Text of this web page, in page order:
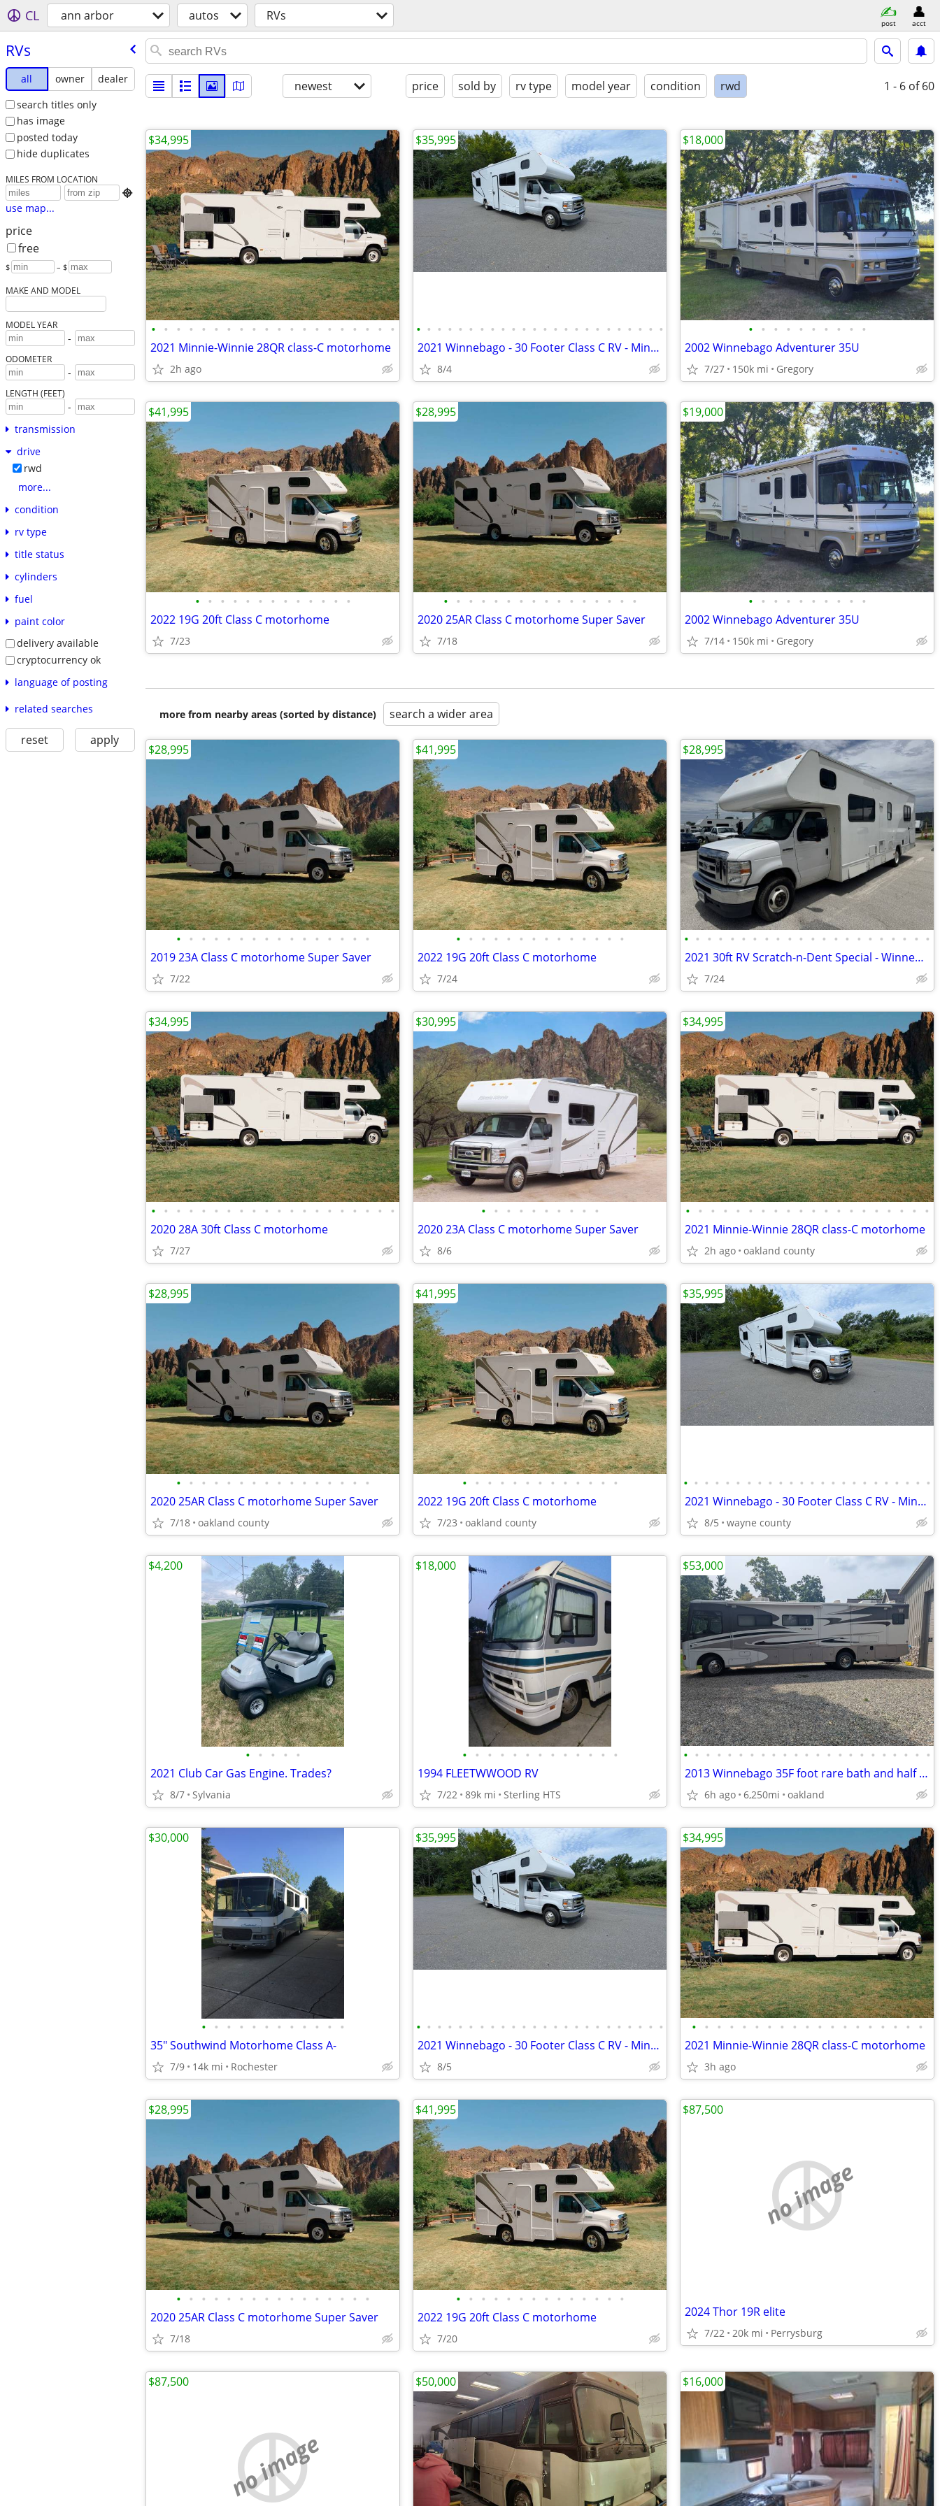
CL ann arbor autos RVs post acct
RVs
all owner
dealer
search titles only
has image
posted today
hide duplicates
MILES FROM LOCATION

use map...
price
free
$ – $
MAKE AND MODEL
MODEL YEAR
-
ODOMETER
-
LENGTH (FEET)
-
transmission
drive
rwd
more...
condition
rv type
title status
cylinders
fuel
paint color
delivery available
cryptocurrency ok
language of posting
related searches
reset apply
newest price sold by rv type model year condition rwd 1 - 6 of 60
• • • • • • • • • • • • • • • • • • • •
2021 Minnie-Winnie 28QR class-C motorhome
2h ago
$34,995
• • • • • • • • • • • • • • • • • • • • • • • •
2021 Winnebago - 30 Footer Class C RV - Minnie Winnie
8/4
$35,995
• • • • • • • • • •
2002 Winnebago Adventurer 35U
7/27 150k mi Gregory
$18,000
• • • • • • • • • • • • •
2022 19G 20ft Class C motorhome
7/23
$41,995
• • • • • • • • • • • • • • • •
2020 25AR Class C motorhome Super Saver
7/18
$28,995
• • • • • • • • • •
2002 Winnebago Adventurer 35U
7/14 150k mi Gregory
$19,000
more from nearby areas (sorted by distance) search a wider area
• • • • • • • • • • • • • • • •
2019 23A Class C motorhome Super Saver
7/22
$28,995
• • • • • • • • • • • • • •
2022 19G 20ft Class C motorhome
7/24
$41,995
• • • • • • • • • • • • • • • • • • • • • •
2021 30ft RV Scratch-n-Dent Special - Winnebago
7/24
$28,995
• • • • • • • • • • • • • • • • • • • •
2020 28A 30ft Class C motorhome
7/27
$34,995
• • • • • • • • • •
2020 23A Class C motorhome Super Saver
8/6
$30,995
• • • • • • • • • • • • • • • • • • • •
2021 Minnie-Winnie 28QR class-C motorhome
2h ago oakland county
$34,995
• • • • • • • • • • • • • • • •
2020 25AR Class C motorhome Super Saver
7/18 oakland county
$28,995
• • • • • • • • • • • • •
2022 19G 20ft Class C motorhome
7/23 oakland county
$41,995
• • • • • • • • • • • • • • • • • • • • • • • •
2021 Winnebago - 30 Footer Class C RV - Minnie Winnie
8/5 wayne county
$35,995
• • • • •
2021 Club Car Gas Engine. Trades?
8/7 Sylvania
$4,200
• • • • • • • • • • • • •
1994 FLEETWWOOD RV
7/22 89k mi Sterling HTS
$18,000
• • • • • • • • • • • • • • • • • • • • • • •
2013 Winnebago 35F foot rare bath and half bunk beds 6000 miles
6h ago 6,250mi oakland
$53,000
• • • • • • • • • • • •
35" Southwind Motorhome Class A-
7/9 14k mi Rochester
$30,000
• • • • • • • • • • • • • • • • • • • • • • • •
2021 Winnebago - 30 Footer Class C RV - Minnie Winnie
8/5
$35,995
• • • • • • • • • • • • • • • • • • •
2021 Minnie-Winnie 28QR class-C motorhome
3h ago
$34,995
• • • • • • • • • • • • • • • •
2020 25AR Class C motorhome Super Saver
7/18
$28,995
• • • • • • • • • • • • • •
2022 19G 20ft Class C motorhome
7/20
$41,995
no image
2024 Thor 19R elite
7/22 20k mi Perrysburg
$87,500
no image
$87,500 $50,000 $16,000